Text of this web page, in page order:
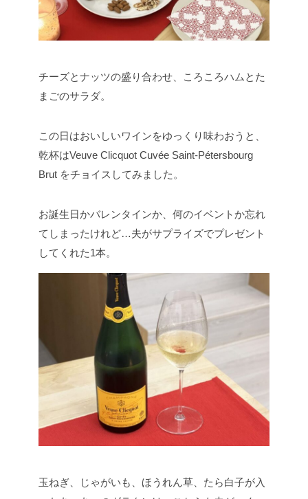
チーズとナッツの盛り合わせ、ころころハムとた
まごのサラダ。
この日はおいしいワインをゆっくり味わおうと、
乾杯はVeuve Clicquot Cuvée Saint-Pétersbourg
Brut をチョイスしてみました。
お誕生日かバレンタインか、何のイベントか忘れ
てしまったけれど…夫がサプライズでプレゼント
してくれた1本。
玉ねぎ、じゃがいも、ほうれん草、たら白子が入